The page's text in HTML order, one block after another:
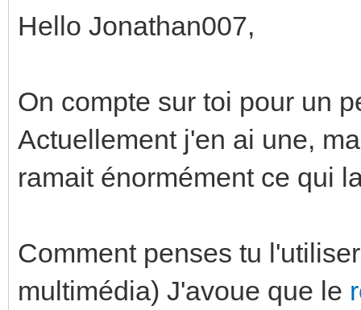
Hello Jonathan007,
On compte sur toi pour un
Actuellement j'en ai une,
ramait énormément ce qui
Comment penses tu
multimédia) J'avoue que le